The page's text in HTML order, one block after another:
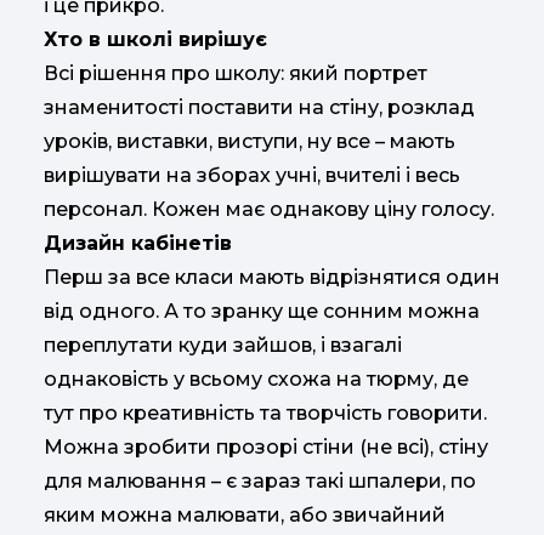
і це прикро.
Хто в школі вирішує
Всі рішення про школу: який портрет
знаменитості поставити на стіну, розклад
уроків, виставки, виступи, ну все – мають
вирішувати на зборах учні, вчителі і весь
персонал. Кожен має однакову ціну голосу.
Дизайн кабінетів
Перш за все класи мають відрізнятися один
від одного. А то зранку ще сонним можна
переплутати куди зайшов, і взагалі
однаковість у всьому схожа на тюрму, де
тут про креативність та творчість говорити.
Можна зробити прозорі стіни (не всі), стіну
для малювання – є зараз такі шпалери, по
яким можна малювати, або звичайний